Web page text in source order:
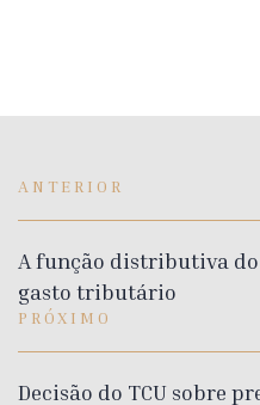
ANTERIOR
A função distributiva
gasto tributário
PRÓXIMO
Decisão do TCU sobre